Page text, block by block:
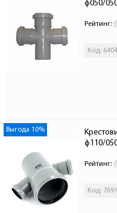
ф050/
Рейтинг:
Код:
Выгода 10%
ф110/
Рейтинг:
Код: 7697